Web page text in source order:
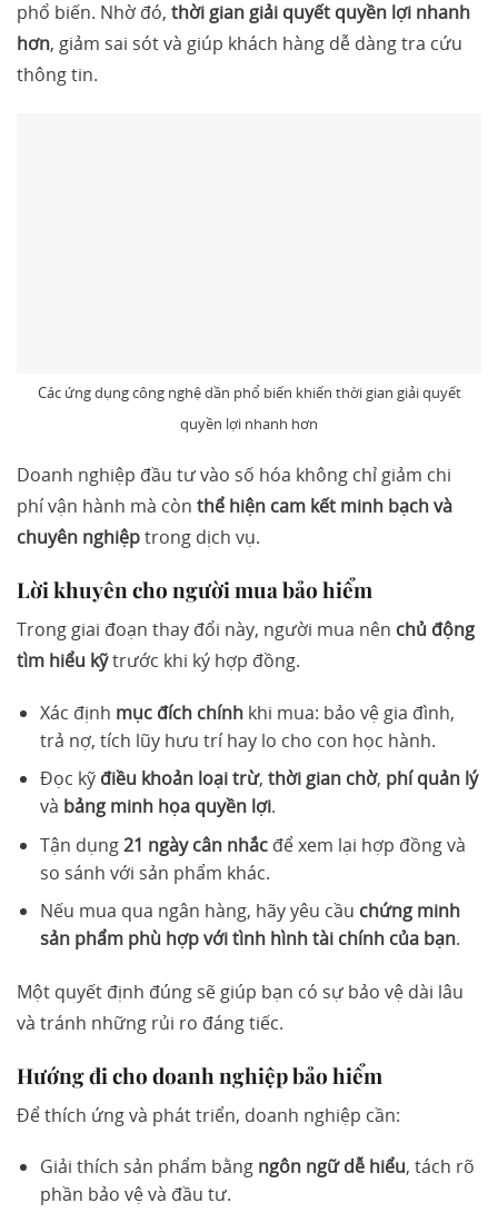
phổ biến. Nhờ đó, thời gian giải quyết quyền lợi nhanh
hơn, giảm sai sót và giúp khách hàng dễ dàng tra cứu
thông tin.
Các ứng dụng công nghệ dần phổ biến khiến thời gian giải quyết
quyền lợi nhanh hơn
Doanh nghiệp đầu tư vào số hóa không chỉ giảm chi
phí vận hành mà còn thể hiện cam kết minh bạch và
chuyên nghiệptrong dịch vụ.
Lời khuyên cho người mua bảo hiểm
Trong giai đoạn thay đổi này, người mua nên chủ động
tìm hiểu kỹtrước khi ký hợp đồng.
Xác định mục đích chínhkhi mua: bảo vệ gia đình,
trả nợ, tích lũy hưu trí hay lo cho con học hành.
Đọc kỹ điều khoản loại trừ, thời gian chờ, phí quản lý
và bảng minh họa quyền lợi.
Tận dụng21 ngày cân nhắcđể xem lại hợp đồng và
so sánh với sản phẩm khác.
Nếu mua qua ngân hàng, hãy yêu cầu chứng minh
sản phẩm phù hợp với tình hình tài chính của bạn.
Một quyết định đúng sẽ giúp bạn có sự bảo vệ dài lâu
và tránh những rủi ro đáng tiếc.
Hướng đi cho doanh nghiệp bảo hiểm
Để thích ứng và phát triển, doanh nghiệp cần:
Giải thích sản phẩm bằng ngôn ngữ dễ hiểu, tách rõ
phần bảo vệ và đầu tư.